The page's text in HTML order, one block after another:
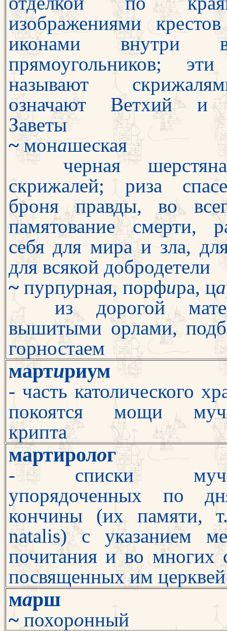
изображениями
иконами внутри
прямоугольников;
называют
означают Ветхий и
Заветы
~монашеская
черная
скрижалей; риза спа
броня правды, во
памятование смерти,
себя для мира и зла,
для всякой добродетели
~ пурпурная, порфира, ца
из дорогой
вышитыми орлами,
горностаем
мартириум
- часть католического
покоятся мощи
крипта
мартиролог
- списки
упорядоченных по
кончины (их памяти,
natalis) с указанием
почитания и во многих
посвященных им церквей
марш
~ похоронный